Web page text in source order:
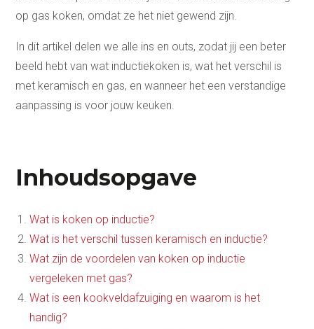
op gas koken, omdat ze het niet gewend zijn.
In dit artikel delen we alle ins en outs, zodat jij een beter
beeld hebt van wat inductiekoken is, wat het verschil is
met keramisch en gas, en wanneer het een verstandige
aanpassing is voor jouw keuken.
Inhoudsopgave
Wat is koken op inductie?
Wat is het verschil tussen keramisch en inductie?
Wat zijn de voordelen van koken op inductie
vergeleken met gas?
Wat is een kookveldafzuiging en waarom is het
handig?